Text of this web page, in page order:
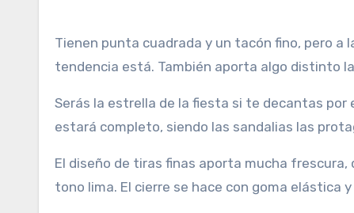
Tienen punta cuadrada y un tacón fino, pero a
tendencia está. También aporta algo distinto
Serás la estrella de la fiesta si te decantas
estará completo, siendo las sandalias las
El diseño de tiras finas aporta mucha
tono lima. El cierre se hace con goma elástica